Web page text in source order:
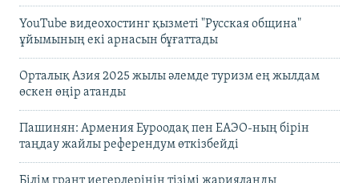
YouTube видеохостинг қызметі "Русская община"
ұйымының екі арнасын бұғаттады
Орталық Азия 2025 жылы әлемде туризм ең жылдам
өскен өңір атанды
Пашинян: Армения Еуроодақ пен ЕАЭО-ның бірін
таңдау жайлы референдум өткізбейді